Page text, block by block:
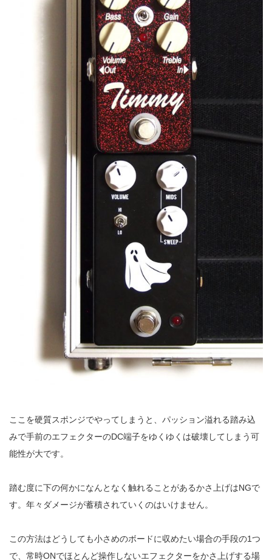
ここを硬質スポンジでやってしまうと、パッション溢れる踏み込
みで手前のエフェクターのDC端子をゆくゆくは破壊してしまう可
能性が大です。
踏む度に下の何かになんとなく触れることがあるかさ上げはNGで
す。年々ダメージが蓄積されていくのはいけません。
この方法はどうしても小さめのボードに収めたい場合の手段の1つ
で、常時ONでほとんど操作しないエフェクターをかさ上げする場